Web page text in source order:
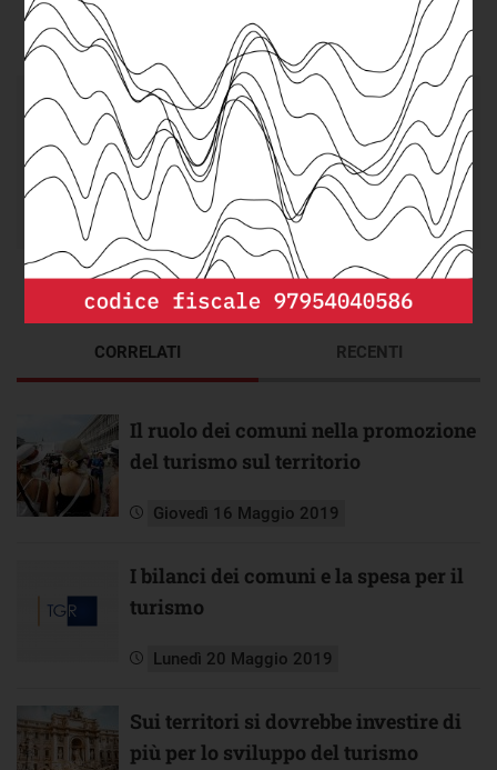
DEPPcerca un/aSenior DevOps/Cloud
Engineerda integrare nel suo team.
Scopri di più e invia la tua candidatura.
CORRELATI
Il ruolo dei comuni nella promozione
del turismo sul territorio
Giovedì 16 Maggio 2019
I bilanci dei comuni e la spesa per il
turismo
Lunedì 20 Maggio 2019
Sui territori si dovrebbe investire di
più per lo sviluppo del turismo
RECENTI